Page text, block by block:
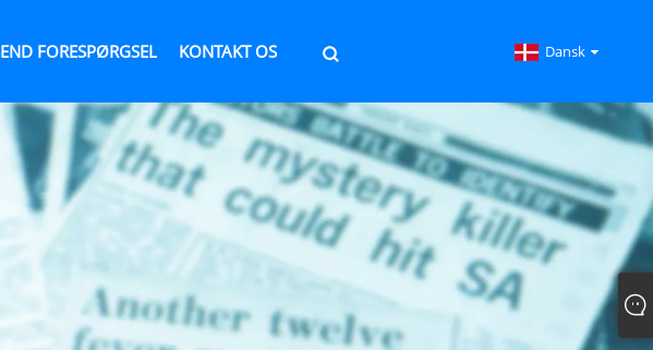
FORESPØRGSEL KONTAKT OS Dansk